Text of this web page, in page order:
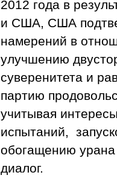
2012 года в
и США, США
намерений в
улучшению
суверенитета и
партию
учитывая
испытаний,
обогащению урана
диалог.